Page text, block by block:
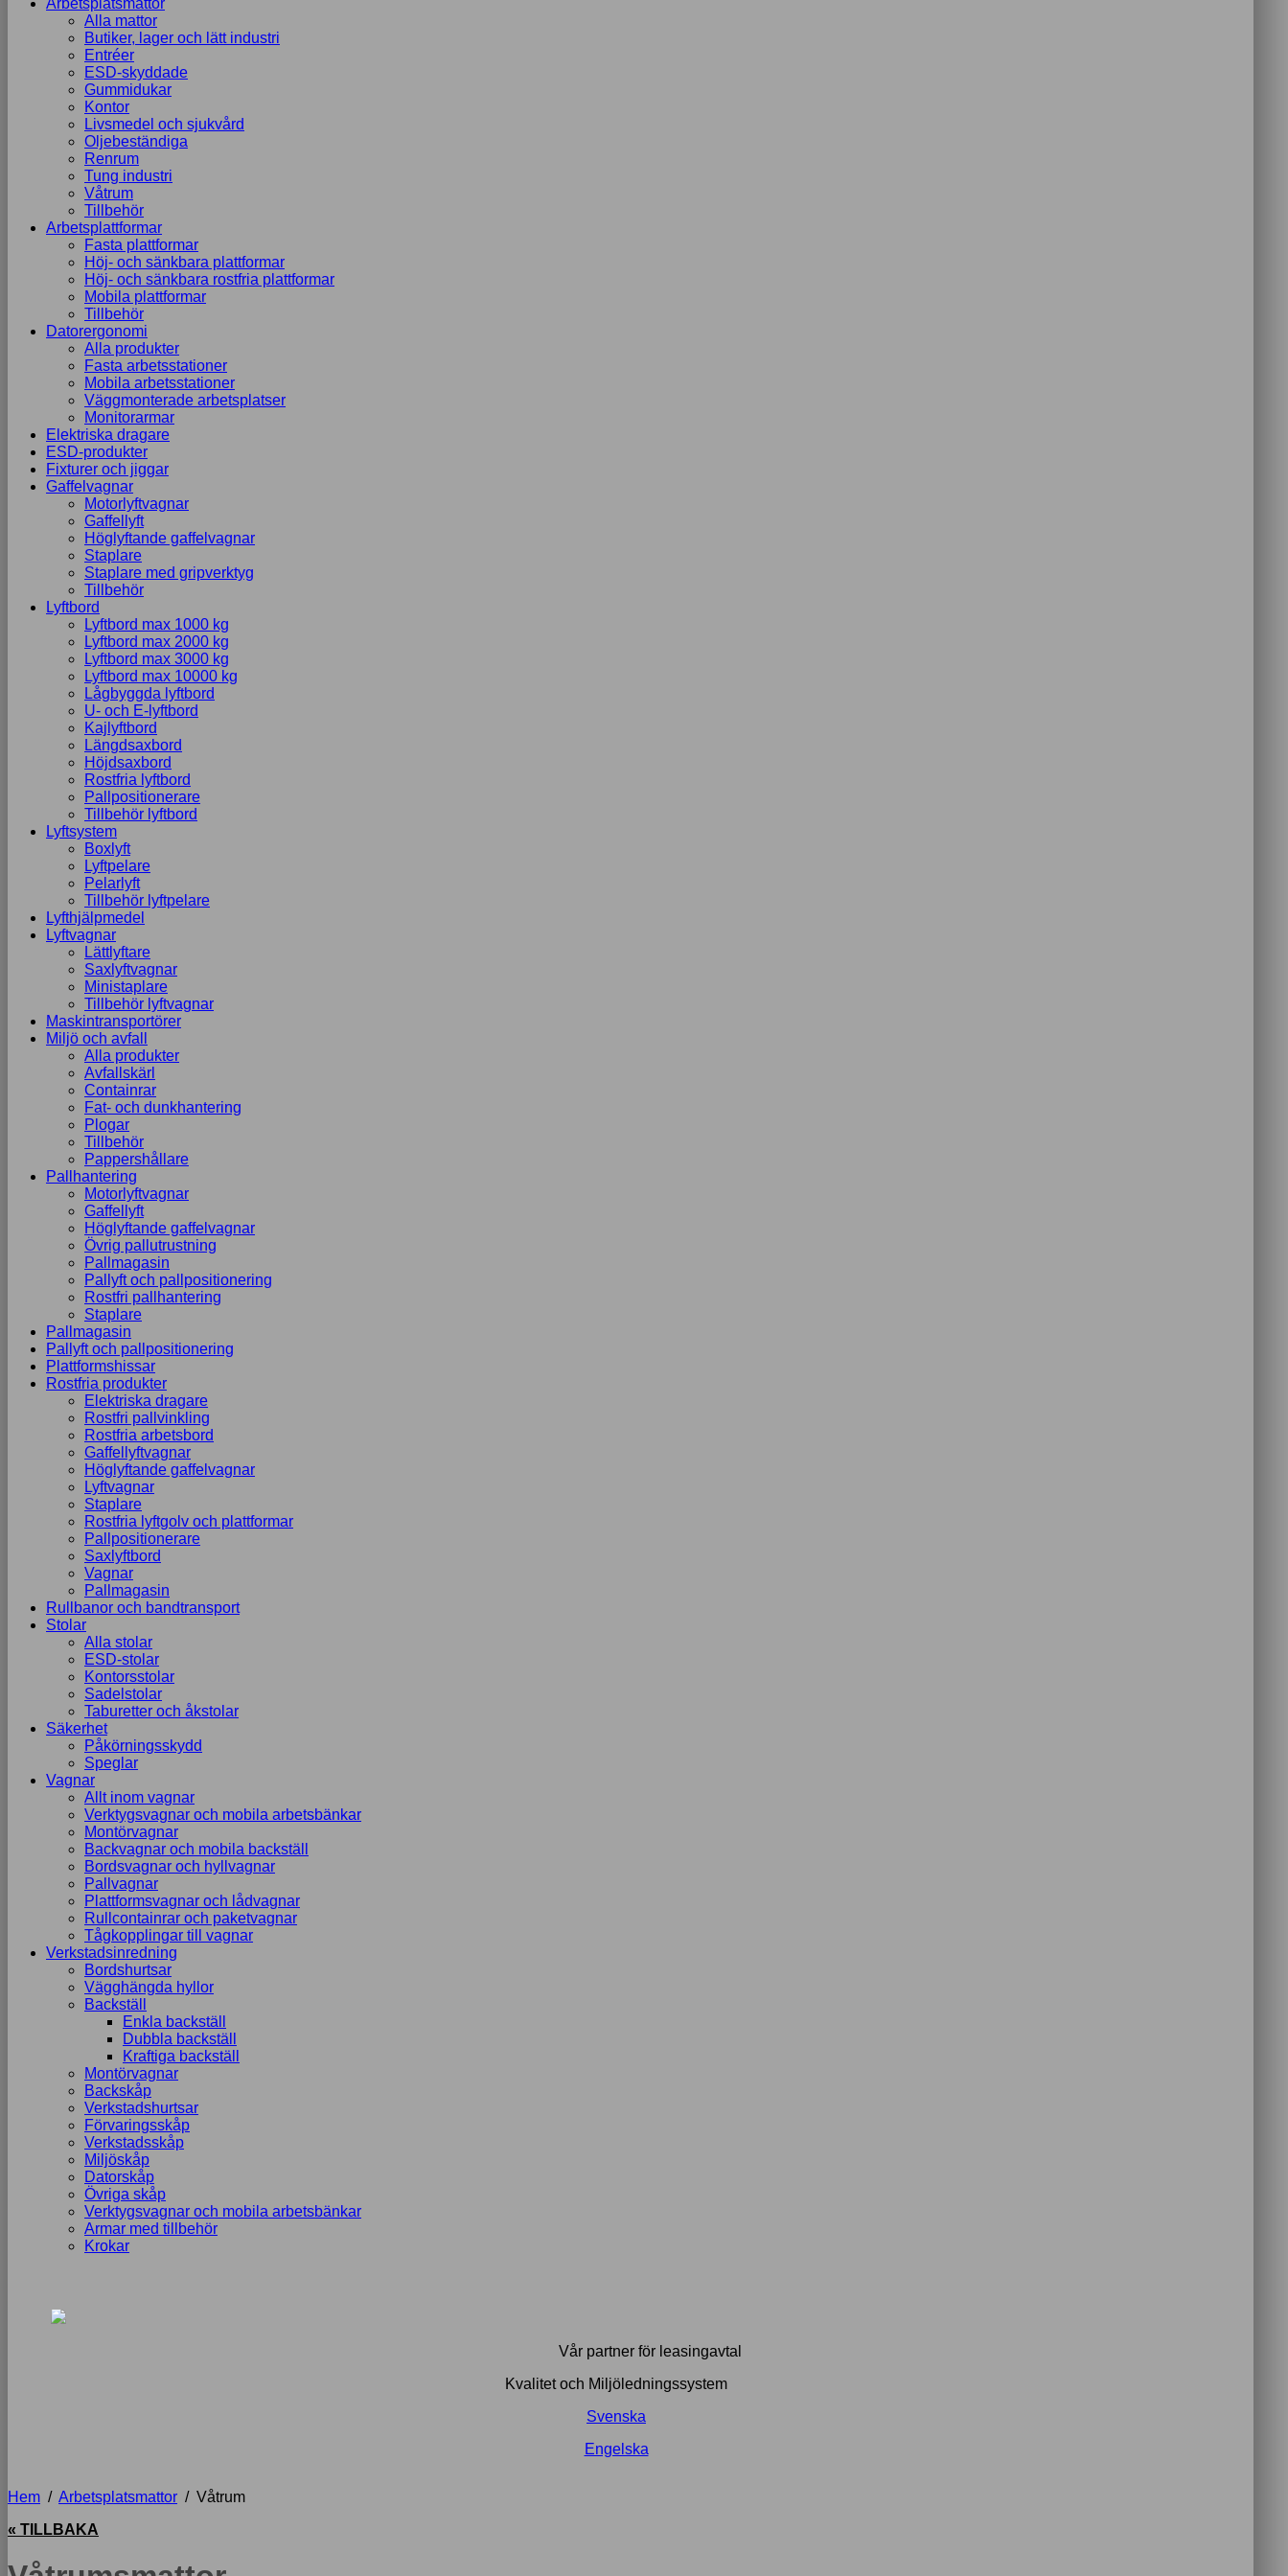
Arbetsplatsmattor
Alla mattor
Butiker, lager och lätt industri
Entréer
ESD-skyddade
Gummidukar
Kontor
Livsmedel och sjukvård
Oljebeständiga
Renrum
Tung industri
Våtrum
Tillbehör
Arbetsplattformar
Fasta plattformar
Höj- och sänkbara plattformar
Höj- och sänkbara rostfria plattformar
Mobila plattformar
Tillbehör
Datorergonomi
Alla produkter
Fasta arbetsstationer
Mobila arbetsstationer
Väggmonterade arbetsplatser
Monitorarmar
Elektriska dragare
ESD-produkter
Fixturer och jiggar
Gaffelvagnar
Motorlyftvagnar
Gaffellyft
Höglyftande gaffelvagnar
Staplare
Staplare med gripverktyg
Tillbehör
Lyftbord
Lyftbord max 1000 kg
Lyftbord max 2000 kg
Lyftbord max 3000 kg
Lyftbord max 10000 kg
Lågbyggda lyftbord
U- och E-lyftbord
Kajlyftbord
Längdsaxbord
Höjdsaxbord
Rostfria lyftbord
Pallpositionerare
Tillbehör lyftbord
Lyftsystem
Boxlyft
Lyftpelare
Pelarlyft
Tillbehör lyftpelare
Lyfthjälpmedel
Lyftvagnar
Lättlyftare
Saxlyftvagnar
Ministaplare
Tillbehör lyftvagnar
Maskintransportörer
Miljö och avfall
Alla produkter
Avfallskärl
Containrar
Fat- och dunkhantering
Plogar
Tillbehör
Pappershållare
Pallhantering
Motorlyftvagnar
Gaffellyft
Höglyftande gaffelvagnar
Övrig pallutrustning
Pallmagasin
Pallyft och pallpositionering
Rostfri pallhantering
Staplare
Pallmagasin
Pallyft och pallpositionering
Plattformshissar
Rostfria produkter
Elektriska dragare
Rostfri pallvinkling
Rostfria arbetsbord
Gaffellyftvagnar
Höglyftande gaffelvagnar
Lyftvagnar
Staplare
Rostfria lyftgolv och plattformar
Pallpositionerare
Saxlyftbord
Vagnar
Pallmagasin
Rullbanor och bandtransport
Stolar
Alla stolar
ESD-stolar
Kontorsstolar
Sadelstolar
Taburetter och åkstolar
Säkerhet
Påkörningsskydd
Speglar
Vagnar
Allt inom vagnar
Verktygsvagnar och mobila arbetsbänkar
Montörvagnar
Backvagnar och mobila backställ
Bordsvagnar och hyllvagnar
Pallvagnar
Plattformsvagnar och lådvagnar
Rullcontainrar och paketvagnar
Tågkopplingar till vagnar
Verkstadsinredning
Bordshurtsar
Vägghängda hyllor
Backställ
Enkla backställ
Dubbla backställ
Kraftiga backställ
Montörvagnar
Backskåp
Verkstadshurtsar
Förvaringsskåp
Verkstadsskåp
Miljöskåp
Datorskåp
Övriga skåp
Verktygsvagnar och mobila arbetsbänkar
Armar med tillbehör
Krokar
Vår partner för leasingavtal
Kvalitet och Miljöledningssystem
Svenska
Engelska
Hem / Arbetsplatsmattor / Våtrum
« TILLBAKA